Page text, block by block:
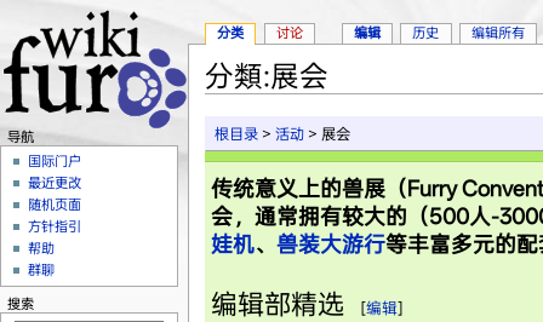
分類:展会
根目录 >活动 > 展会
传统意义上的兽展（Furry
会，通常拥有较大的（500人-
娃机、 兽装大游行等丰富多元的
编辑部精选 [编辑]
分类 讨论 编辑 历史 编辑所有
导航
国际门户
最近更改
随机页面
方针指引
帮助
群聊
搜索